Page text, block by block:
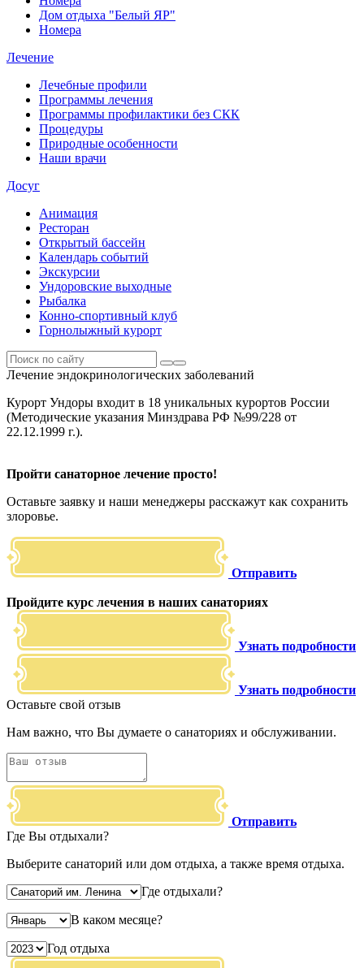
Дом отдыха "Белый ЯР"
Номера
Лечение
Лечебные профили
Программы лечения
Программы профилактики без СКК
Процедуры
Природные особенности
Наши врачи
Досуг
Анимация
Ресторан
Открытый бассейн
Календарь событий
Экскурсии
Ундоровские выходные
Рыбалка
Конно-спортивный клуб
Горнолыжный курорт
Лечение эндокринологических заболеваний
Курорт Ундоры входит в 18 уникальных курортов России
(Методические указания Минздрава РФ №99/228 от
22.12.1999 г.).
Пройти санаторное лечение просто!
Оставьте заявку и наши менеджеры расскажут как сохранить
злоровье.
Отправить
Пройдите курс лечения в наших санаториях
Узнать подробности
Узнать подробности
Оставьте свой отзыв
Нам важно, что Вы думаете о санаториях и обслуживании.
Отправить
Где Вы отдыхали?
Выберите санаторий или дом отдыха, а также время отдыха.
Где отдыхали?
В каком месяце?
Год отдыха